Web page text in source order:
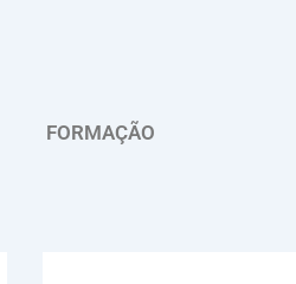
FORMAÇÃO
u